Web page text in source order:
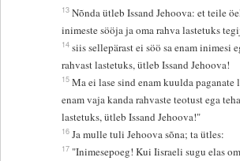
13 Nõnda ütleb Issand Jehoova: et teile
inimeste sööja ja oma rahva lastetuks
14 siis sellepärast ei söö sa enam inimesi
rahvast lastetuks, ütleb Issand Jehoova!
15 Ma ei lase sind enam kuulda
enam vaja kanda rahvaste teotust ega
lastetuks, ütleb Issand Jehoova!"
16 Ja mulle tuli Jehoova sõna; ta ütles:
17 "Inimesepoeg! Kui Iisraeli sugu elas